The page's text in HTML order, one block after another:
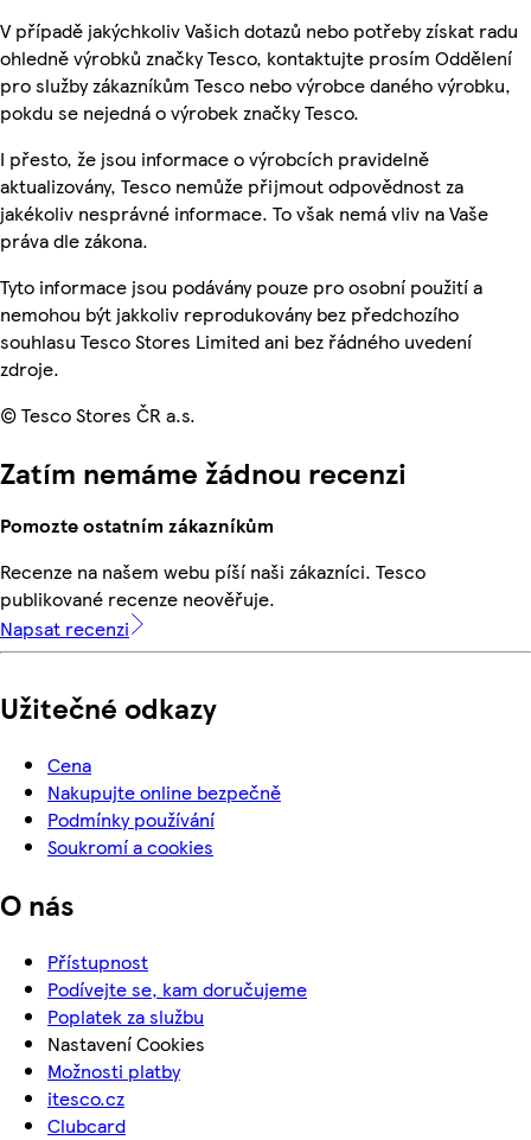
V případě jakýchkoliv Vašich dotazů nebo potřeby získat radu
ohledně výrobků značky Tesco, kontaktujte prosím Oddělení
pro služby zákazníkům Tesco nebo výrobce daného výrobku,
pokdu se nejedná o výrobek značky Tesco.
I přesto, že jsou informace o výrobcích pravidelně
aktualizovány, Tesco nemůže přijmout odpovědnost za
jakékoliv nesprávné informace. To však nemá vliv na Vaše
práva dle zákona.
Tyto informace jsou podávány pouze pro osobní použití a
nemohou být jakkoliv reprodukovány bez předchozího
souhlasu Tesco Stores Limited ani bez řádného uvedení
zdroje.
© Tesco Stores ČR a.s.
Zatím nemáme žádnou recenzi
Pomozte ostatním zákazníkům
Recenze na našem webu píší naši zákazníci. Tesco
publikované recenze neověřuje.
Napsat recenzi
Užitečné odkazy
Cena
Nakupujte online bezpečně
Podmínky používání
Soukromí a cookies
O nás
Přístupnost
Podívejte se, kam doručujeme
Poplatek za službu
Nastavení Cookies
Možnosti platby
itesco.cz
Clubcard